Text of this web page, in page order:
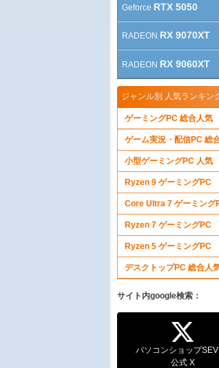
Geforce RTX 5050
RADEON RX 9070XT
RADEON RX 9060XT
ジャンル別 人気ランキン
ゲーミングPC 総合人気
ゲーム実況・配信PC 総
小型ゲーミングPC 人気
Ryzen 9 ゲーミングPC
Core Ultra 7 ゲーミング
Ryzen 7 ゲーミングPC
Ryzen 5 ゲーミングPC
デスクトップPC 総合人
サイト内google検索：
パソコンショップ
公式 X